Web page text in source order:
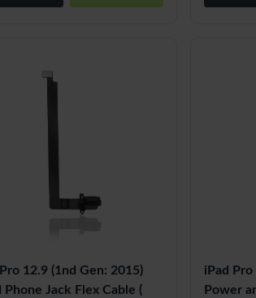
12.9 (1nd Gen: 2015)
Phone Jack Flex Cable (
iPad
Power